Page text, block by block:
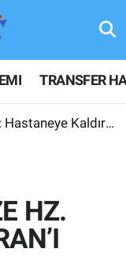
TRANSFER
Kaldırıldı
HZ.